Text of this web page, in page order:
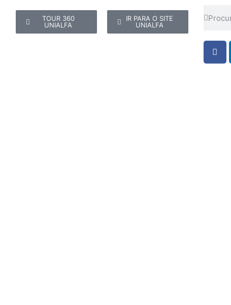
TOUR 360
UNIALFA
IR PARA O SITE
UNIALFA